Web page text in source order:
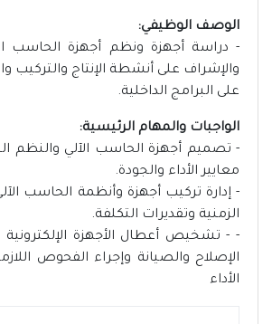
الوصف الوظيفي:
- دراسة أجهزة ونظم أجهزة الحاسب
والإشراف على أنشطة الإنتاج والتركيب
على البرامج الداخلية.
الواجبات والمهام الرئيسية:
- تصميم أجهزة الحاسب الآلي والنظم
معايير الأداء والجودة.
- إدارة تركيب أجهزة وأنظمة الحاسب
الزمنية وتقديرات التكلفة.
- - تشخيص أعطال الأجهزة الإلكترونية
الإصلاح والصيانة وإجراء الفحوص
الأداء